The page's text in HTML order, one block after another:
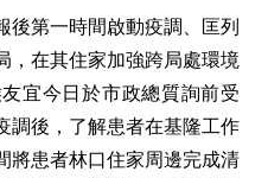
後第一時間啟動疫調、匡列
，在其住家加強跨局處環境
宜今日於市政總質詢前受
調後，了解患者在基隆工作
將患者林口住家周邊完成清